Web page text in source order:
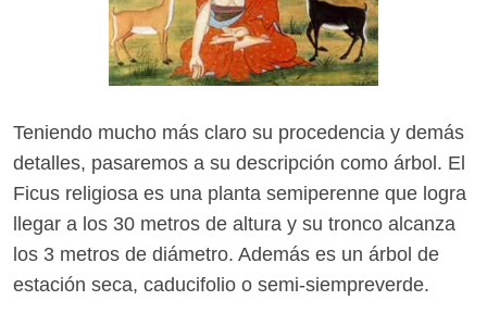
Teniendo mucho más claro su procedencia y demás
detalles, pasaremos a su descripción como árbol. El
Ficus religiosa es una planta semiperenne que logra
llegar a los 30 metros de altura y su tronco alcanza
los 3 metros de diámetro. Además es un árbol de
estación seca, caducifolio o semi-siempreverde.